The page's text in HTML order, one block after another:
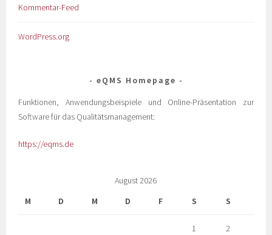
Kommentar-Feed
WordPress.org
eQMS Homepage
Funktionen, Anwendungsbeispiele und Online-Präsentation zur
Software für das Qualitätsmanagement:
https://eqms.de
August 2026
M
D M D F S S
1 2